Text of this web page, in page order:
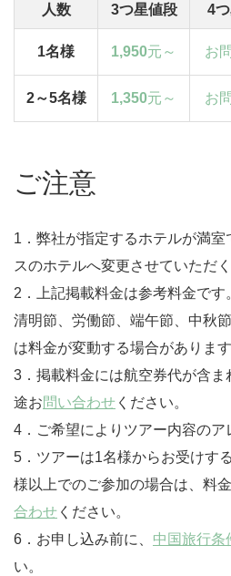
人数 3つ星値段 4
1名様 1,950元～ お
2～5名様 1,350元～ お
ご注意
1．弊社が指定するホテルが満
スのホテルへ変更させていただ
2．上記掲載料金は参考料金です
清明節、労働節、端午節、中秋
は料金が変動する場合がありま
3．掲載料金には航空券代が含ま
途お問い合わせ ください。
4．ご希望によりツアー内容のア
5．ツアーは1名様からお受けす
様以上でのご参加の場合は、料
合わせ ください。
6．お申し込み前に、 中国旅行条
い。